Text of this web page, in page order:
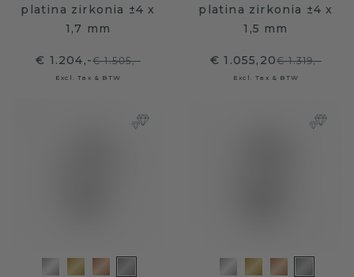
platina zirkonia ±4 x
1,7 mm
€ 1.204,-€ 1.505,-
Excl. Tax & BTW
platina zirkonia ±4 x
1,5 mm
€ 1.055,20€ 1.319,-
Excl. Tax & BTW